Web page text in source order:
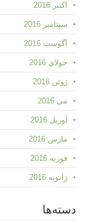
اکتبر 2016
سپتامبر 2016
آگوست 2016
جولای 2016
ژوئن 2016
می 2016
آوریل 2016
مارس 2016
فوریه 2016
ژانویه 2016
دسته‌ها